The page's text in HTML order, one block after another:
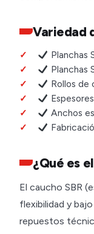
Variedad
Planchas
Planchas
Rollos de
Anchos
¿Qué es
El caucho SBR
flexibilidad y
repuestos